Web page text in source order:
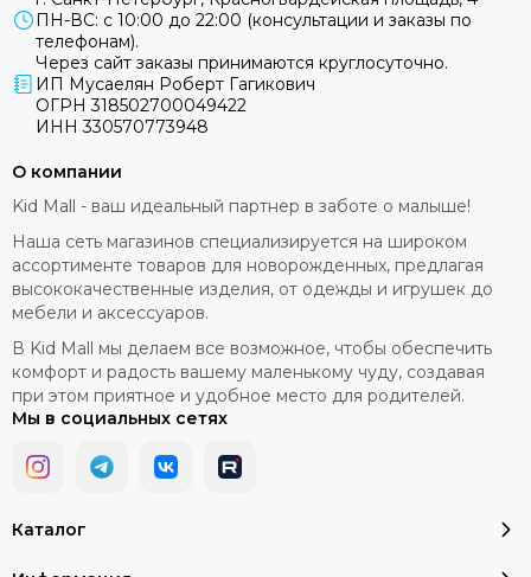
ПН-ВС: с 10:00 до 22:00 (консультации и заказы по
телефонам).
Через сайт заказы принимаются круглосуточно.
ИП Мусаелян Роберт Гагикович
ОГРН 318502700049422
ИНН 330570773948
Каталог
О компании
Kid Mall - ваш идеальный партнер в заботе о малыше!
Наша сеть магазинов специализируется на широком
ассортименте товаров для новорожденных, предлагая
высококачественные изделия, от одежды и игрушек до
мебели и аксессуаров.
В Kid Mall мы делаем все возможное, чтобы обеспечить
комфорт и радость вашему маленькому чуду, создавая
при этом приятное и удобное место для родителей.
Мы в социальных сетях